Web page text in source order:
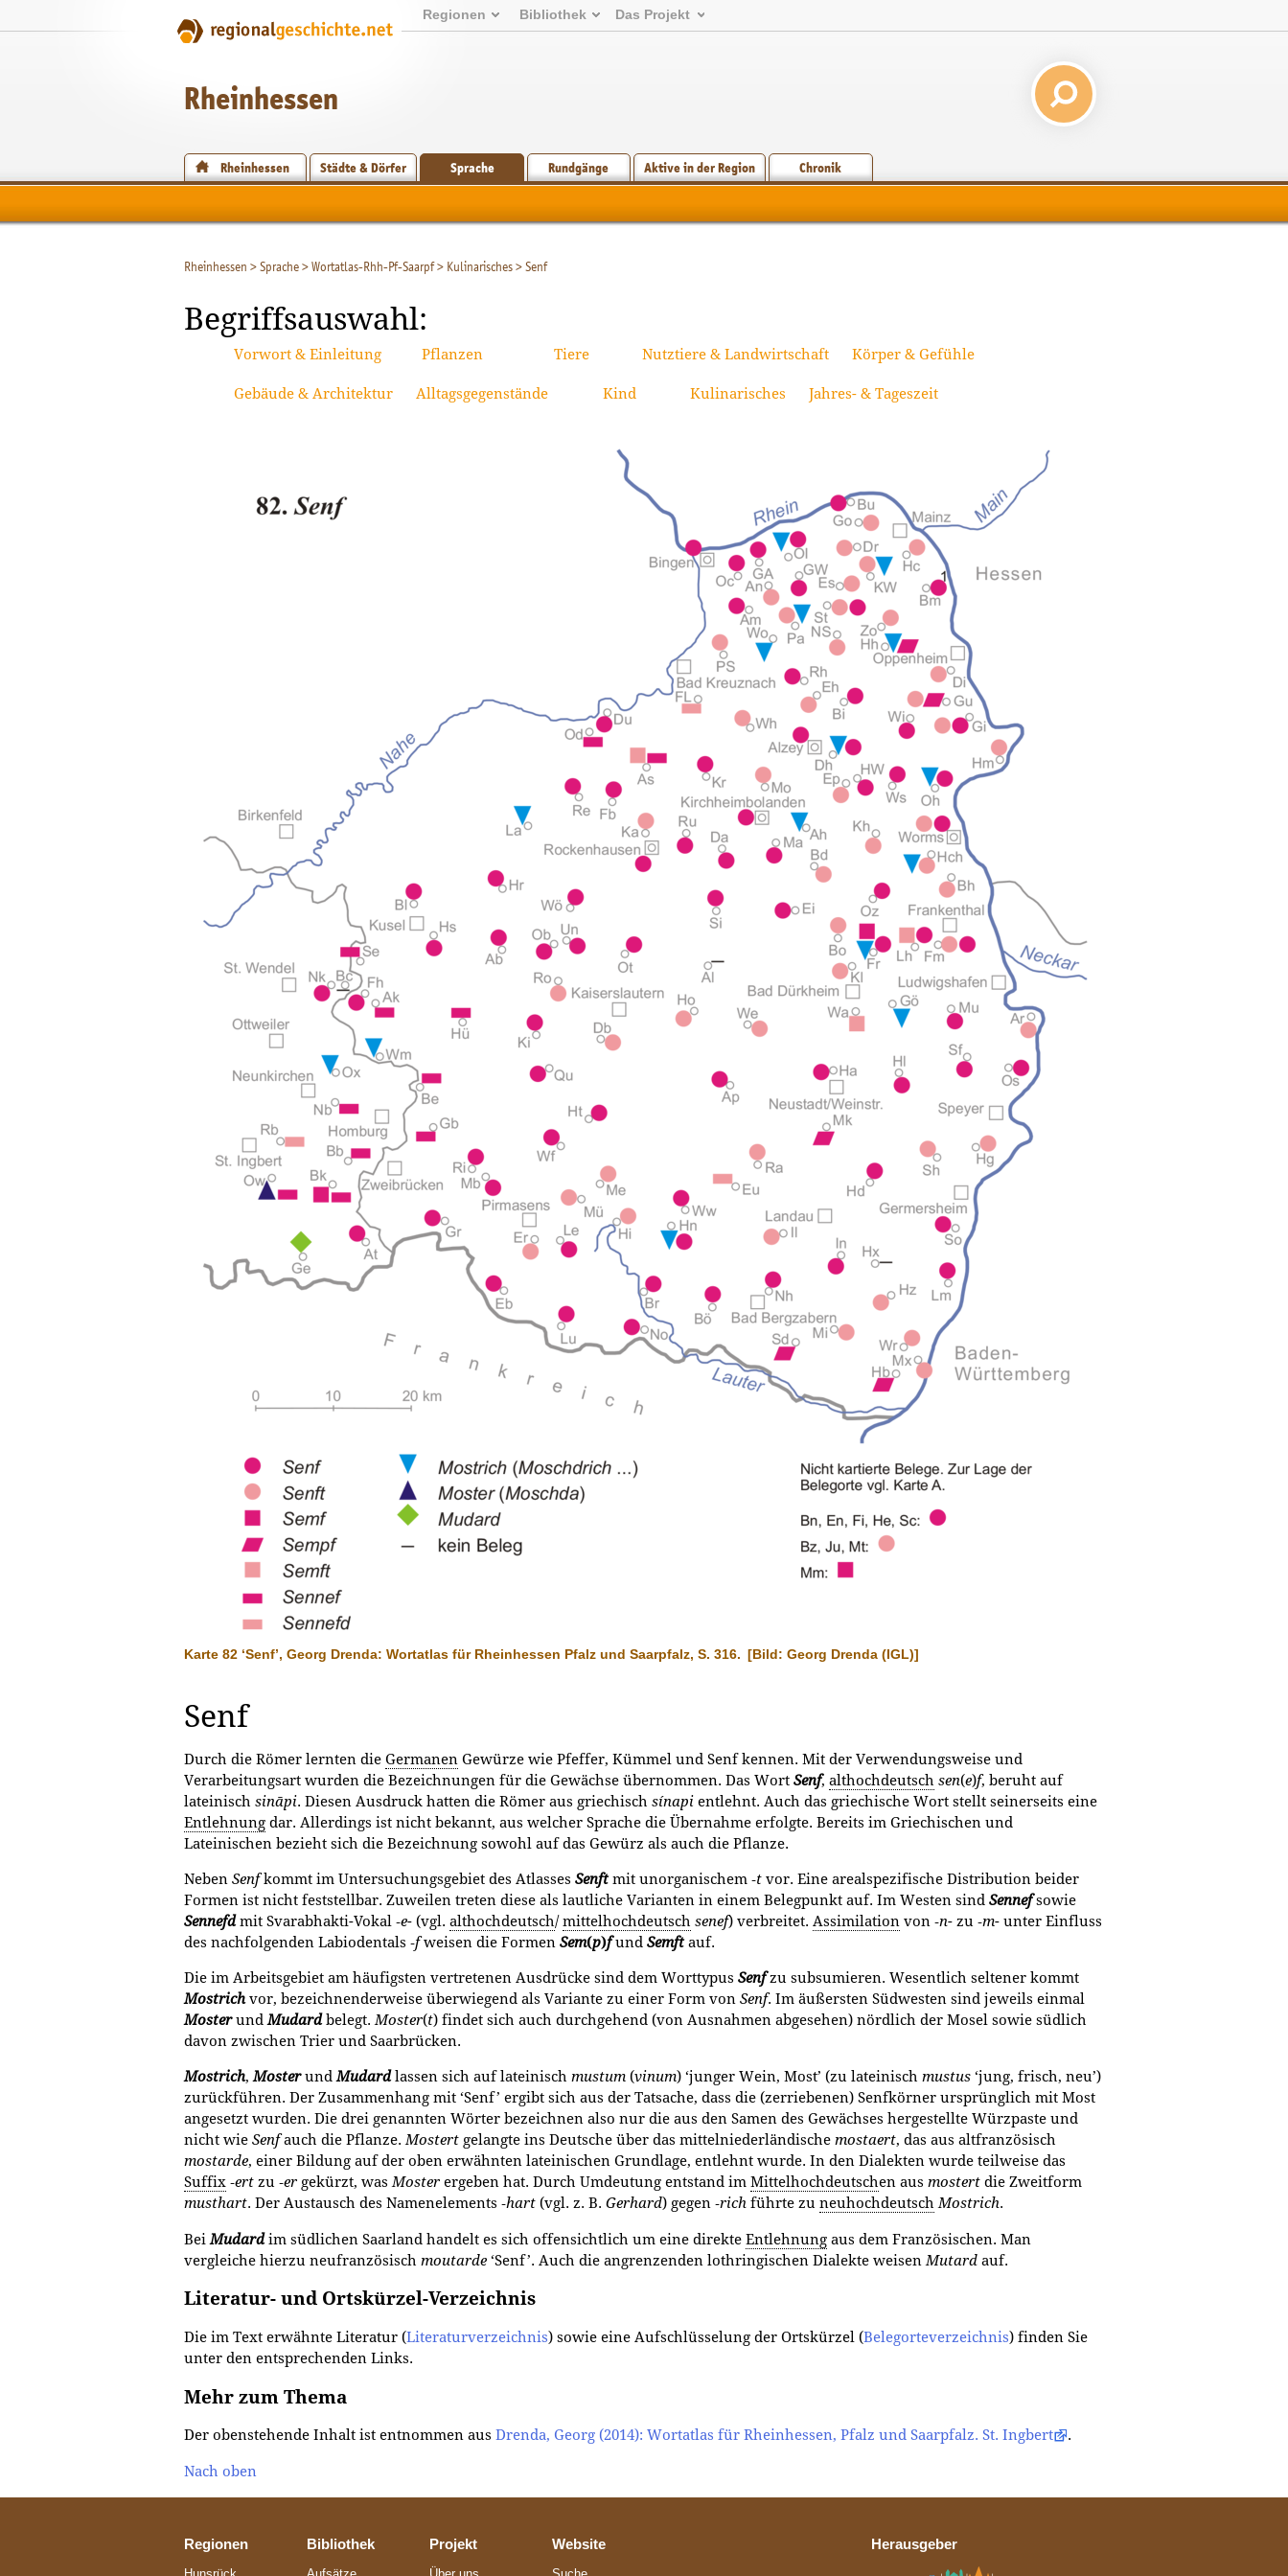
Regionen Bibliothek Das Projekt
Rheinhessen
Rheinhessen Städte & Dörfer Sprache Rundgänge Aktive in der Region Chronik
Rheinhessen >Sprache>Wortatlas-Rhh-Pf-Saarpf> Kulinarisches>Senf
Begriffsauswahl:
Vorwort & Einleitung Pflanzen Tiere Nutztiere & Landwirtschaft Körper & Gefühle
Gebäude & Architektur Alltagsgegenstände Kind Kulinarisches Jahres- & Tageszeit
Karte 82 ‘Senf’, Georg Drenda: Wortatlas für Rheinhessen Pfalz und Saarpfalz, S. 316. [Bild: Georg Drenda (IGL)]
Senf
Durch die Römer lernten die Germanen Gewürze wie Pfeffer, Kümmel und Senf kennen. Mit der Verwendungsweise und
Verarbeitungsart wurden die Bezeichnungen für die Gewächse übernommen. Das Wort Senf, althochdeutsch sen(e)f, beruht auf
lateinisch sināpi. Diesen Ausdruck hatten die Römer aus griechisch sínapi entlehnt. Auch das griechische Wort stellt seinerseits eine
Entlehnung dar. Aller­dings ist nicht bekannt, aus welcher Sprache die Übernahme erfolgte. Bereits im Griechischen und
Lateinischen bezieht sich die Bezeichnung sowohl auf das Gewürz als auch die Pflanze.
Neben Senfkommt im Untersuchungsgebiet des Atlasses Senftmit un­organischem ‑t vor. Eine arealspezifische Distribution beider
Formen ist nicht feststellbar. Zuweilen treten diese als lautliche Varianten in einem Be­legpunkt auf. Im Westen sind Sennefsowie
Sennefdmit Svarabhakti-Vokal ‑e- (vgl. althochdeutsch/mittelhochdeutsch senef) verbreitet. Assimilation von ‑n- zu ‑m- unter Ein­fluss
des nachfolgenden Labiodentals ‑fweisen die Formen Sem(p)fund Semftauf.
Die im Arbeitsgebiet am häufigsten vertretenen Ausdrücke sind dem Worttypus Senfzu subsumieren. Wesentlich seltener kommt
Mostrichvor, bezeichnenderweise überwiegend als Variante zu einer Form von Senf. Im äußersten Südwesten sind jeweils einmal
MosterundMudardbelegt.Moster(t) findet sich auch durchgehend (von Ausnahmen abgesehen) nörd­lich der Mosel sowie südlich
davon zwischen Trier und Saarbrücken.
Mostrich,MosterundMudardlassen sich auf lateinisch mustum (vinum) ‘jun­ger Wein, Most’ (zu lateinisch mustus ‘jung, frisch, neu’)
zurückführen. Der Zu­sammenhang mit ‘Senf’ ergibt sich aus der Tatsache, dass die (zerriebenen) Senfkörner ursprünglich mit Most
angesetzt wurden. Die drei genannten Wörter bezeichnen also nur die aus den Samen des Gewächses hergestellte Würzpaste und
nicht wie Senfauch die Pflanze.Mostert gelangte ins Deut­sche über das mittelniederländische mostaert, das aus altfranzösisch
mostarde, einer Bildung auf der oben erwähnten lateinischen Grundlage, entlehnt wurde. In den Dialekten wurde teilweise das
Suffix ‑ert zu ‑er gekürzt, wasMoster ergeben hat. Durch Um­deutung entstand im Mittelhochdeutschen aus mostert die Zweitform
musthart. Der Aus­tausch des Namenelements ‑hart (vgl. z. B. Gerhard) gegen ‑rich führte zu neuhochdeutsch Mostrich.
Bei Mudardim südlichen Saarland handelt es sich offensichtlich um eine direkte Entlehnung aus dem Französischen. Man
vergleiche hierzu neufranzösisch moutarde ‘Senf’. Auch die angrenzenden lothringischen Dialekte weisen Mutard auf.
Literatur- und Ortskürzel-Verzeichnis
Die im Text erwähnte Literatur (Literaturverzeichnis) sowie eine Aufschlüsselung der Ortskürzel (Belegorteverzeichnis) finden Sie
unter den entsprechenden Links.
Mehr zum Thema
Der obenstehende Inhalt ist entnommen aus Drenda, Georg (2014): Wortatlas für Rheinhessen, Pfalz und Saarpfalz. St. Ingbert .
Nach oben
Regionen Bibliothek Projekt Website Herausgeber